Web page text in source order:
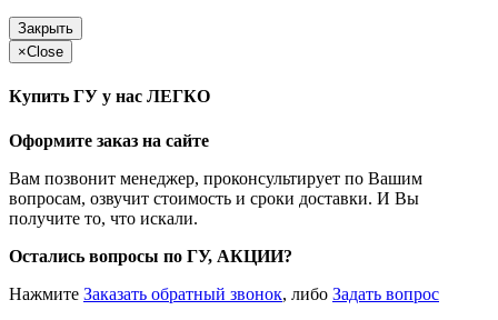
Закрыть
×Close
Купить ГУ у нас ЛЕГКО
Оформите заказ на сайте
Вам позвонит менеджер, проконсультирует по Вашим
вопросам, озвучит стоимость и сроки доставки. И Вы
получите то, что искали.
Остались вопросы по ГУ, АКЦИИ?
Нажмите Заказать обратный звонок, либо Задать вопрос